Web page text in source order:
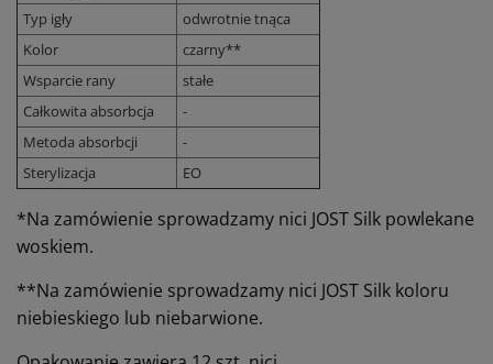
Typ igły
odwrotnie tnąca
Kolor
czarny**
Wsparcie rany
stałe
Całkowita absorbcja
-
Metoda absorbcji
-
Sterylizacja
EO
*Na zamówienie sprowadzamy nici JOST Silk powlekane
woskiem.
**Na zamówienie sprowadzamy nici JOST Silk koloru
niebieskiego lub niebarwione.